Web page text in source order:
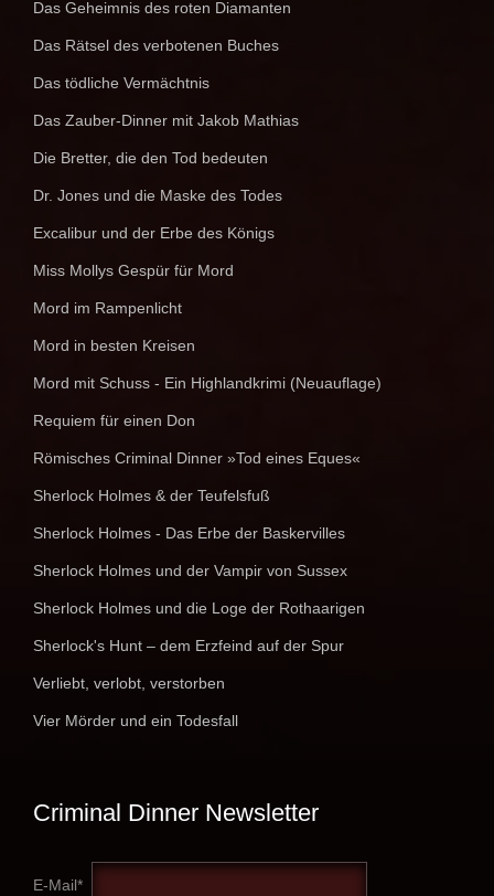
Das Geheimnis des roten Diamanten
Das Rätsel des verbotenen Buches
Das tödliche Vermächtnis
Das Zauber-Dinner mit Jakob Mathias
Die Bretter, die den Tod bedeuten
Dr. Jones und die Maske des Todes
Excalibur und der Erbe des Königs
Miss Mollys Gespür für Mord
Mord im Rampenlicht
Mord in besten Kreisen
Mord mit Schuss - Ein Highlandkrimi (Neuauflage)
Requiem für einen Don
Römisches Criminal Dinner »Tod eines Eques«
Sherlock Holmes & der Teufelsfuß
Sherlock Holmes - Das Erbe der Baskervilles
Sherlock Holmes und der Vampir von Sussex
Sherlock Holmes und die Loge der Rothaarigen
Sherlock's Hunt – dem Erzfeind auf der Spur
Verliebt, verlobt, verstorben
Vier Mörder und ein Todesfall
Criminal Dinner Newsletter
E-Mail*